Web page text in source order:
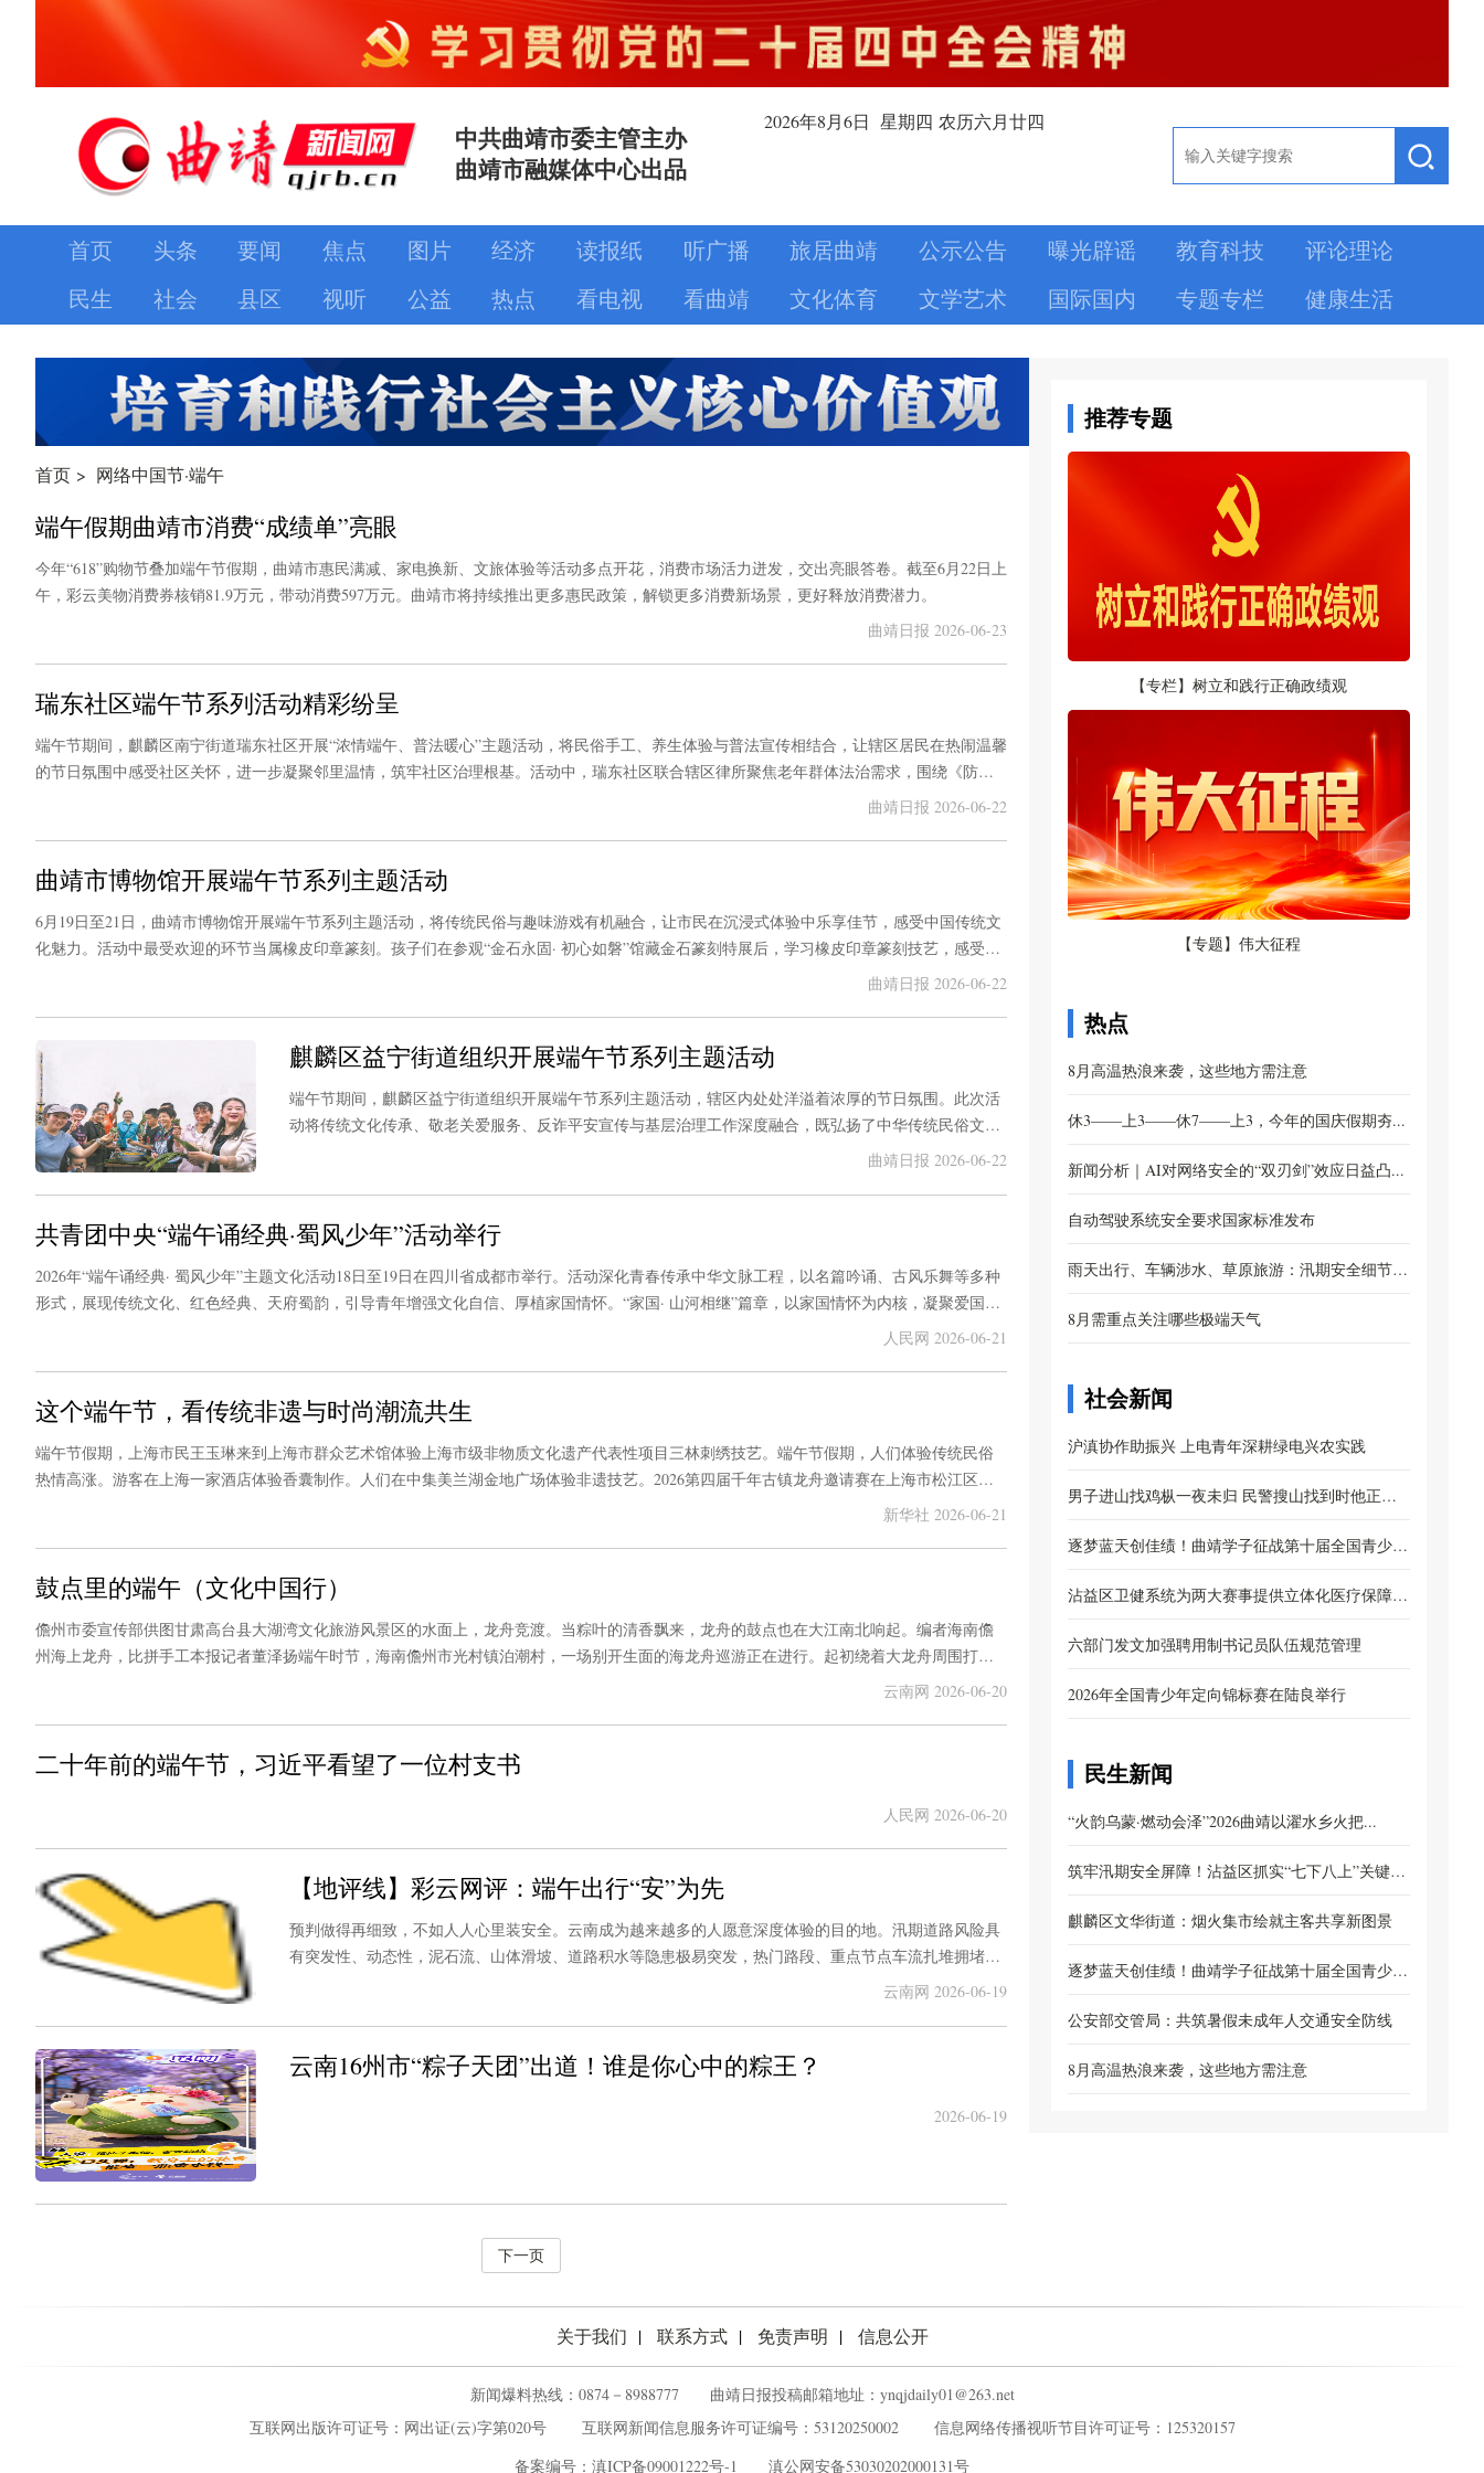
中共曲靖市委主管主办
曲靖市融媒体中心出品
2026年8月6日 星期四 农历六月廿四
首页 头条 要闻 焦点 图片 经济 读报纸 听广播 旅居曲靖 公示公告 曝光辟谣 教育科技
评论理论
民生
社会 县区 视听 公益 热点 看电视 看曲靖 文化体育 文学艺术 国际国内 专题专栏 健康生活
首页 > 网络中国节·端午
端午假期曲靖市消费“成绩单”亮眼
今年“618”购物节叠加端午节假期，曲靖市惠民满减、家电换新、文旅体验等活动多点开花，消费市场活力迸发，交出亮眼答卷。截至6月22日上
午，彩云美物消费券核销81.9万元，带动消费597万元。曲靖市将持续推出更多惠民政策，解锁更多消费新场景，更好释放消费潜力。
曲靖日报 2026-06-23
瑞东社区端午节系列活动精彩纷呈
端午节期间，麒麟区南宁街道瑞东社区开展“浓情端午、普法暖心”主题活动，将民俗手工、养生体验与普法宣传相结合，让辖区居民在热闹温馨
的节日氛围中感受社区关怀，进一步凝聚邻里温情，筑牢社区治理根基。活动中，瑞东社区联合辖区律所聚焦老年群体法治需求，围绕《防范
和处置非法集资条例》，结合辖区真实案例，用通俗易懂的语言进行普法宣传，引导老年人增强法治意识和自我防范能力，守护好自身财产安
曲靖日报 2026-06-22
曲靖市博物馆开展端午节系列主题活动
6月19日至21日，曲靖市博物馆开展端午节系列主题活动，将传统民俗与趣味游戏有机融合，让市民在沉浸式体验中乐享佳节，感受中国传统文
化魅力。活动中最受欢迎的环节当属橡皮印章篆刻。孩子们在参观“金石永固· 初心如磐”馆藏金石篆刻特展后，学习橡皮印章篆刻技艺，感受爨
曲靖日报 2026-06-22
麒麟区益宁街道组织开展端午节系列主题活动
端午节期间，麒麟区益宁街道组织开展端午节系列主题活动，辖区内处处洋溢着浓厚的节日氛围。此次活
动将传统文化传承、敬老关爱服务、反诈平安宣传与基层治理工作深度融合，既弘扬了中华传统民俗文
化，又增进了邻里之间的情谊。图为益宁街道花柯社区联合曲靖市麒麟区聚力社会工作服务中心开展新就
曲靖日报 2026-06-22
共青团中央“端午诵经典·蜀风少年”活动举行
2026年“端午诵经典· 蜀风少年”主题文化活动18日至19日在四川省成都市举行。活动深化青春传承中华文脉工程，以名篇吟诵、古风乐舞等多种
形式，展现传统文化、红色经典、天府蜀韵，引导青年增强文化自信、厚植家国情怀。“家国· 山河相继”篇章，以家国情怀为内核，凝聚爱国主
义精神力量。据了解，活动由共青团中央宣传部、四川省文明办、四川省委网信办、共青团四川省委等联合主办，1000余万网民参与网上互
人民网 2026-06-21
这个端午节，看传统非遗与时尚潮流共生
端午节假期，上海市民王玉琳来到上海市群众艺术馆体验上海市级非物质文化遗产代表性项目三林刺绣技艺。端午节假期，人们体验传统民俗
热情高涨。游客在上海一家酒店体验香囊制作。人们在中集美兰湖金地广场体验非遗技艺。2026第四届千年古镇龙舟邀请赛在上海市松江区泗
新华社 2026-06-21
鼓点里的端午（文化中国行）
儋州市委宣传部供图甘肃高台县大湖湾文化旅游风景区的水面上，龙舟竞渡。当粽叶的清香飘来，龙舟的鼓点也在大江南北响起。编者海南儋
州海上龙舟，比拼手工本报记者董泽扬端午时节，海南儋州市光村镇泊潮村，一场别开生面的海龙舟巡游正在进行。起初绕着大龙舟周围打转
的小龙舟，一时也忘了走，小龙舟上的水手一同下水争抢，汇入欢乐的海洋。这句挂在训练馆墙上的标语，成为聊城大学龙舟队的信条。
云南网 2026-06-20
二十年前的端午节，习近平看望了一位村支书
人民网 2026-06-20
【地评线】彩云网评：端午出行“安”为先
预判做得再细致，不如人人心里装安全。云南成为越来越多的人愿意深度体验的目的地。汛期道路风险具
有突发性、动态性，泥石流、山体滑坡、道路积水等隐患极易突发，热门路段、重点节点车流扎堆拥堵问
云南网 2026-06-19
云南16州市“粽子天团”出道！谁是你心中的粽王？
2026-06-19
下一页
推荐专题
【专栏】树立和践行正确政绩观
【专题】伟大征程
热点
8月高温热浪来袭，这些地方需注意
休3——上3——休7——上3，今年的国庆假期夯...
新闻分析｜AI对网络安全的“双刃剑”效应日益凸...
自动驾驶系统安全要求国家标准发布
雨天出行、车辆涉水、草原旅游：汛期安全细节别
忽...
8月需重点关注哪些极端天气
社会新闻
沪滇协作助振兴 上电青年深耕绿电兴农实践
男子进山找鸡枞一夜未归 民警搜山找到时他正忙
着...
逐梦蓝天创佳绩！曲靖学子征战第十届全国青少年
无...
沾益区卫健系统为两大赛事提供立体化医疗保障服
务...
六部门发文加强聘用制书记员队伍规范管理
2026年全国青少年定向锦标赛在陆良举行
民生新闻
“火韵乌蒙·燃动会泽”2026曲靖以濯水乡火把...
筑牢汛期安全屏障！沾益区抓实“七下八上”关键
期...
麒麟区文华街道：烟火集市绘就主客共享新图景
逐梦蓝天创佳绩！曲靖学子征战第十届全国青少年
无...
公安部交管局：共筑暑假未成年人交通安全防线
8月高温热浪来袭，这些地方需注意
关于我们 联系方式 免责声明 信息公开
新闻爆料热线：0874－8988777 ‌‌ ‌曲靖日报投稿邮箱地址：ynqjdaily01@263.net
互联网出版许可证号：网出证(云)字第020号‌ ‌‌ ‌ 互联网新闻信息服务许可证编号：53120250002‌ ‌‌ ‌ 信息网络传播视听节目许可证号：125320157
备案编号： 滇ICP备09001222号-1 滇公网安备53030202000131号